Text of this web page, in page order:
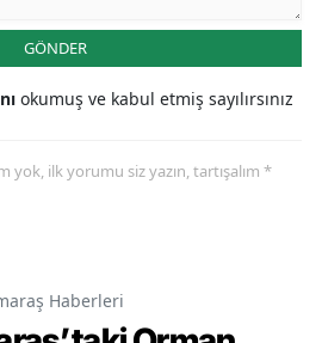
GÖNDER
okumuş ve kabul etmiş sayılırsınız
yok, ilk yorumu siz yazın, tartışalım *
Haberleri